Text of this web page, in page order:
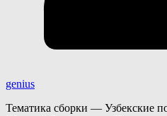
genius
Тематика сборки — Узбекские